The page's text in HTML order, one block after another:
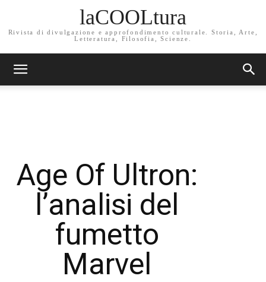
laCOOLtura
Rivista di divulgazione e approfondimento culturale. Storia, Arte,
Letteratura, Filosofia, Scienze.
Age Of Ultron:
l’analisi del
fumetto
Marvel